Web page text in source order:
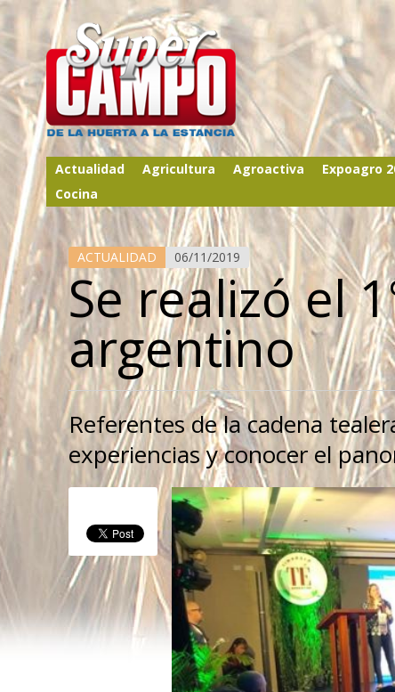
Actualidad Agricultura Agroactiva Expoagro
Cocina
ACTUALIDAD 06/11/2019
Se realizó el
argentino
Referentes de la cadena
experiencias y conocer el